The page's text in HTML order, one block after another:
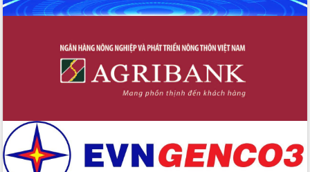
Tổ chức trang trọng Lễ hội Đền thờ
Phó Bí thư Tỉnh ủy Đắk Lắk Đỗ Hữu
Huy giữ chức Bí thư Đảng ủy Ủy Ban
Bệnh án điện tử thúc đẩy chuyển đổi
không gian tri thức trong thời đại số
Đánh giá, rút kinh nghiệm công tác tổ
chức diễn tập trước ngày bầu cử